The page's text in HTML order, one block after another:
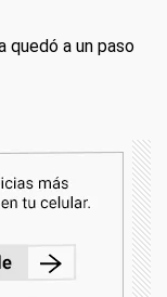
quedó a un paso